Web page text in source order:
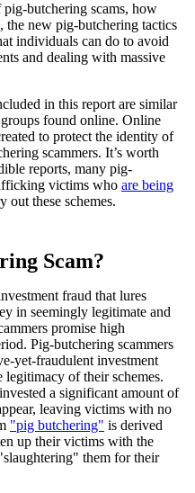
butchering scams, how
the new pig-butchering tactics
individuals can do to avoid
and dealing with massive
in this report are similar
found online. Online
to protect the identity of
scammers. It’s worth
reports, many pig-
victims who are being
out these schemes.
Scam?
fraud that lures
in seemingly legitimate and
promise high
Pig-butchering scammers
yet-fraudulent investment
of their schemes.
a significant amount of
leaving victims with no
"pig butchering" is derived
up their victims with the
them for their